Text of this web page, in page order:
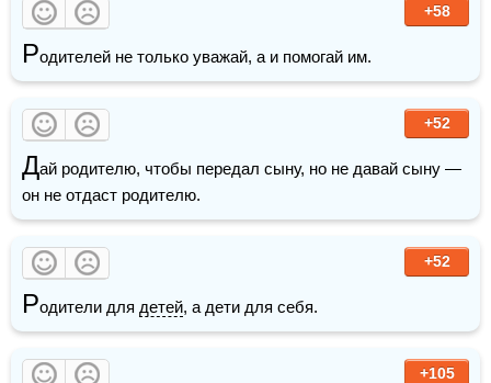
+58
Родителей не только уважай, а и помогай им.
+52
Дай родителю, чтобы передал сыну, но не давай сыну —
он не отдаст родителю.
+52
Родители для детей, а дети для себя.
+105